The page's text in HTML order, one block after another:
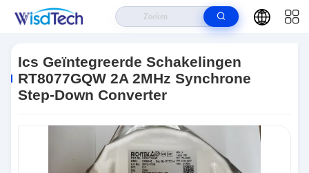
Geïntegreerde Schakelingen RT8077GQW 2A 2MHz Synchrone Step-Down
Converter
Ics Geïntegreerde Schakelingen
RT8077GQW 2A 2MHz Synchrone
Step-Down Converter